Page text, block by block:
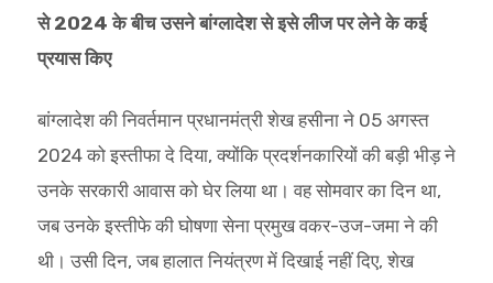
से 2024 के बीच उसने बांग्लादेश से इसे लीज पर लेने के कई
प्रयास किए
बांग्लादेश की निवर्तमान प्रधानमंत्री शेख हसीना ने 05 अगस्त
2024 को इस्तीफा दे दिया, क्योंकि प्रदर्शनकारियों की बड़ी भीड़ ने
उनके सरकारी आवास को घेर लिया था। वह सोमवार का दिन था,
जब उनके इस्तीफे की घोषणा सेना प्रमुख वकर-उज-जमा ने की
थी। उसी दिन, जब हालात नियंत्रण में दिखाई नहीं दिए, शेख